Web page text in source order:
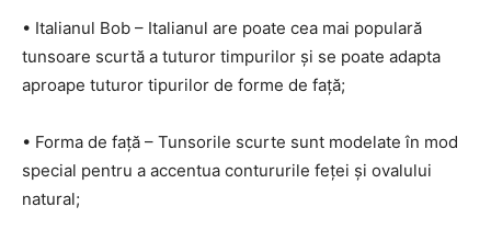
• Italianul Bob – Italianul are poate cea mai populară
tunsoare scurtă a tuturor timpurilor și se poate adapta
aproape tuturor tipurilor de forme de față;
• Forma de față – Tunsorile scurte sunt modelate în mod
special pentru a accentua contururile feței și ovalului
natural;